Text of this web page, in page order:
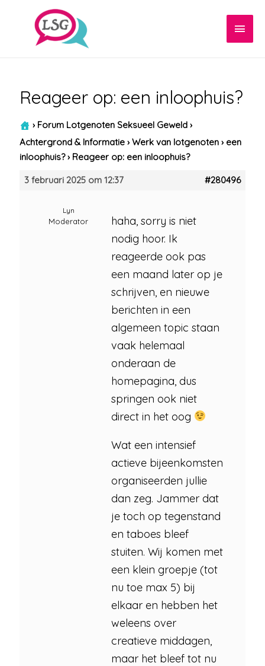
Reageer op: een inloophuis?
› Forum Lotgenoten Seksueel Geweld ›
Achtergrond & Informatie › Werk van lotgenoten › een
inloophuis? › Reageer op: een inloophuis?
3 februari 2025 om 12:37 #280496
Lyn
Moderator
haha, sorry is niet
nodig hoor. Ik
reageerde ook pas
een maand later op je
schrijven, en nieuwe
berichten in een
algemeen topic staan
vaak helemaal
onderaan de
homepagina, dus
springen ook niet
direct in het oog
Wat een intensief
actieve bijeenkomsten
organiseerden jullie
dan zeg. Jammer dat
je toch op tegenstand
en taboes bleef
stuiten. Wij komen met
een klein groepje (tot
nu toe max 5) bij
elkaar en hebben het
weleens over
creatieve middagen,
maar het bleef tot nu